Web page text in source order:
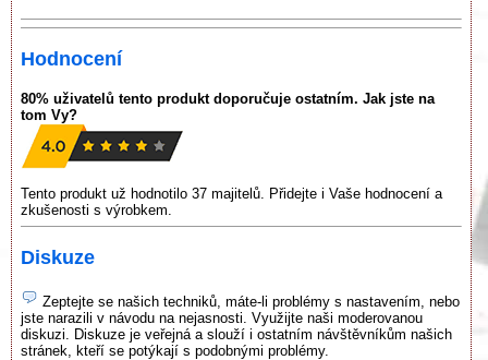
Hodnocení
80% uživatelů tento produkt doporučuje ostatním. Jak jste na
tom Vy?
Tento produkt už hodnotilo 37 majitelů. Přidejte i Vaše hodnocení a
zkušenosti s výrobkem.
Diskuze
Zeptejte se našich techniků, máte-li problémy s nastavením, nebo
jste narazili v návodu na nejasnosti. Využijte naši moderovanou
diskuzi. Diskuze je veřejná a slouží i ostatním návštěvníkům našich
stránek, kteří se potýkají s podobnými problémy.